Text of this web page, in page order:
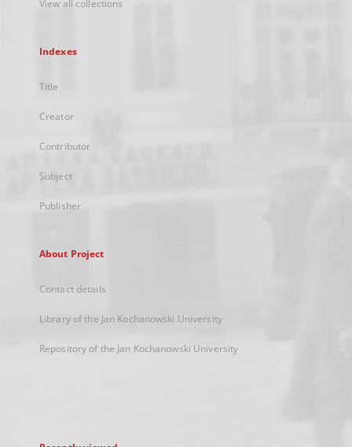
View all collections
Indexes
Title
Creator
Contributor
Subject
Publisher
About Project
Contact details
Library of the Jan Kochanowski University
Repository of the Jan Kochanowski University